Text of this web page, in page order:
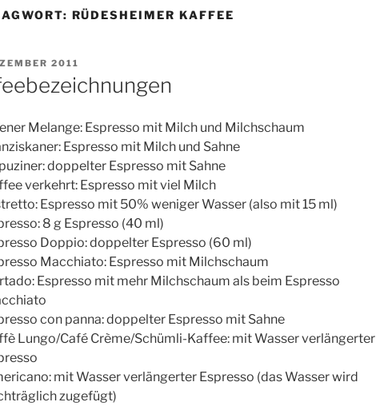
RÜDESHEIMER KAFFEE
2011
Melange: Espresso mit Milch und Milchschaum
Espresso mit Milch und Sahne
doppelter Espresso mit Sahne
verkehrt: Espresso mit viel Milch
Espresso mit 50% weniger Wasser (also mit 15 ml)
8 g Espresso (40 ml)
Doppio: doppelter Espresso (60 ml)
Macchiato: Espresso mit Milchschaum
Espresso mit mehr Milchschaum als beim Espresso
con panna: doppelter Espresso mit Sahne
Lungo/Café Crème/Schümli-Kaffee: mit Wasser verlängerter
mit Wasser verlängerter Espresso (das Wasser wird
zugefügt)